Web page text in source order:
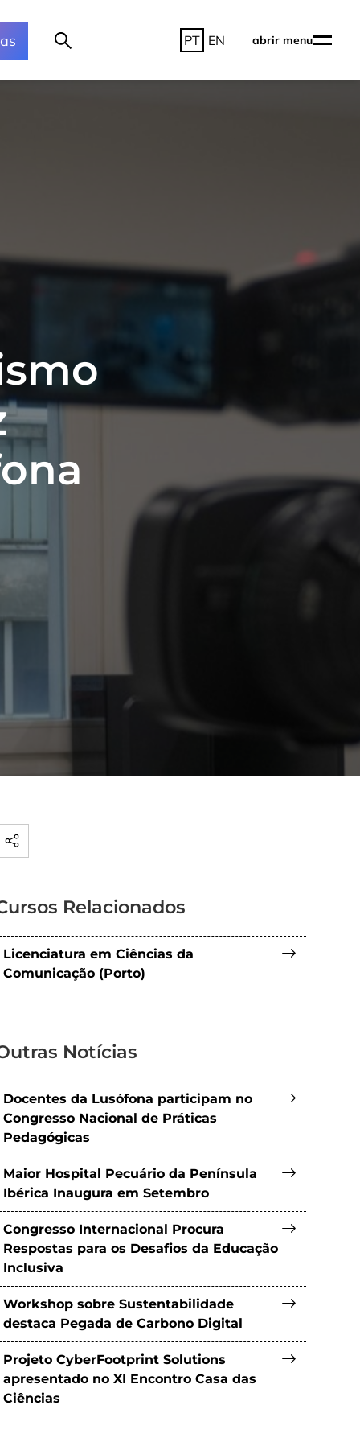
PT EN abrir menu
Relacionados
Licenciatura em Ciências da
Comunicação (Porto)
Notícias
Docentes da Lusófona participam no
Congresso Nacional de Práticas
Pedagógicas
Maior Hospital Pecuário da Península
Ibérica Inaugura em Setembro
Congresso Internacional Procura
Respostas para os Desafios da Educação
Inclusiva
Workshop sobre Sustentabilidade
destaca Pegada de Carbono Digital
Projeto CyberFootprint Solutions
apresentado no XI Encontro Casa das
Ciências